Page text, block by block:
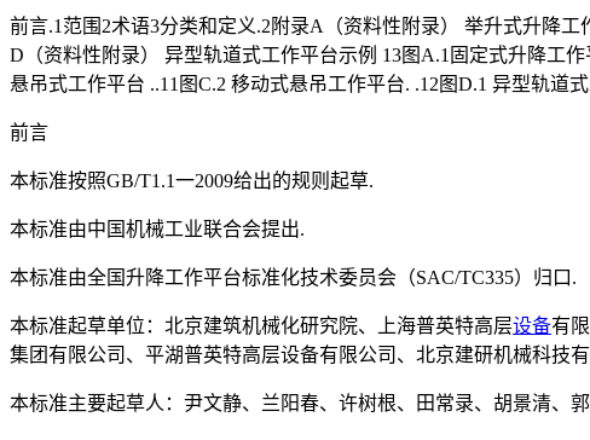
前言.1范围2术语3分类和定义.2附录A（资料性附录） 举升式升降
D（资料性附录） 异型轨道式工作平台示例 13图A.1固定式升降工
悬吊式工作平台 ..11图C.2 移动式悬吊工作平台. .12图D.1 异型轨道
前言
本标准按照GB/T1.1一2009给出的规则起草.
本标准由中国机械工业联合会提出.
本标准由全国升降工作平台标准化技术委员会（SAC/TC335）归口.
本标准起草单位：北京建筑机械化研究院、上海普英特高层设备有
集团有限公司、平湖普英特高层设备有限公司、北京建研机械科技
本标准主要起草人：尹文静、兰阳春、许树根、田常录、胡景清、